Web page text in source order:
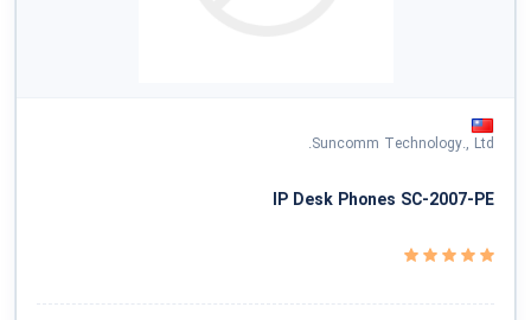
Suncomm Technology., Ltd.
IP Desk Phones SC-2007-PE